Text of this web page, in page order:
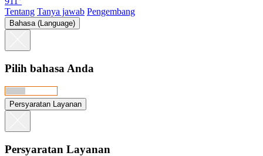
Tentang Tanya jawab Pengembang
Bahasa (Language)
Pilih bahasa Anda
Persyaratan Layanan
Persyaratan Layanan